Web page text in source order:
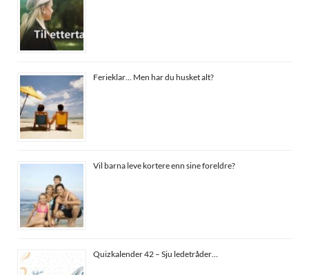
Ferieklar… Men har du husket alt?
Vil barna leve kortere enn sine foreldre?
Quizkalender 42 – Sju ledetråder…